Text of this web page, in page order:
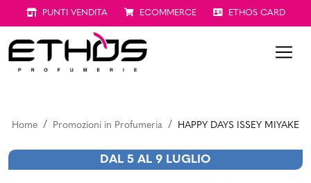
PUNTI VENDITA ECOMMERCE ETHOS CARD
Home Promozioni in Profumeria HAPPY DAYS ISSEY MIYAKE
DAL 5 AL 9 LUGLIO